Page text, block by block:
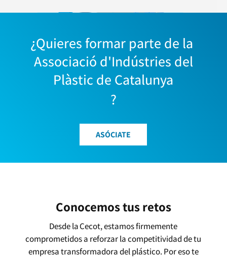
¿Quieres formar parte de la
Plàstic de Catalunya
?
ASÓCIATE
Conocemos tus retos
Desde la Cecot, estamos firmemente
comprometidos a reforzar la competitividad de tu
empresa transformadora del plástico. Por eso te